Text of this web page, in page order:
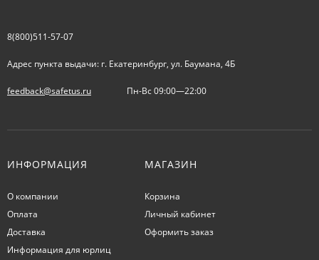
8(800)511-57-07
Адрес пункта выдачи: г. Екатеринбург, ул. Баумана, 4Б
feedback@safetus.ru Пн-Вс 09:00—22:00
ИНФОРМАЦИЯ
О компании
Оплата
Доставка
Информация для юрлиц
МАГАЗИН
Корзина
Личный кабинет
Оформить заказ